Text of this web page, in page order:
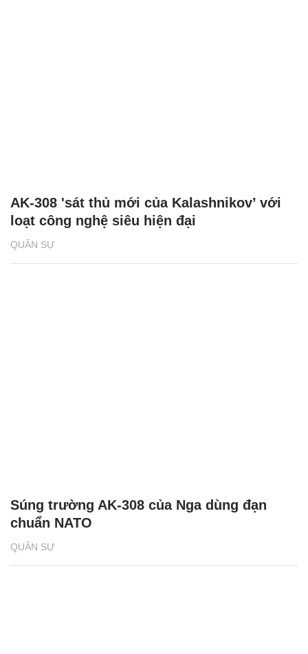
QUÂN SỰ
AK-308 'sát thủ mới của Kalashnikov’ với
loạt công nghệ siêu hiện đại
QUÂN SỰ
Súng trường AK-308 của Nga dùng đạn
chuẩn NATO